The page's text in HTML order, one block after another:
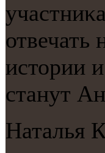
отвечать
истории
станут
Наталья